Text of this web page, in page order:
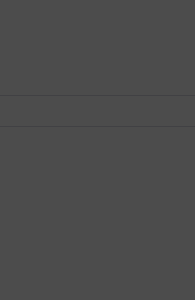
bewässern. Sollten
in den neuen Austrieb